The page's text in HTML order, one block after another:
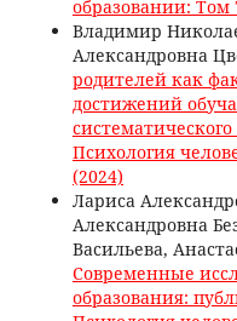
образовании: Том
Владимир
Александровна
родителей как
достижений
Психология
(2024)
Лариса
Александровна
Васильева,
Современные
образования: